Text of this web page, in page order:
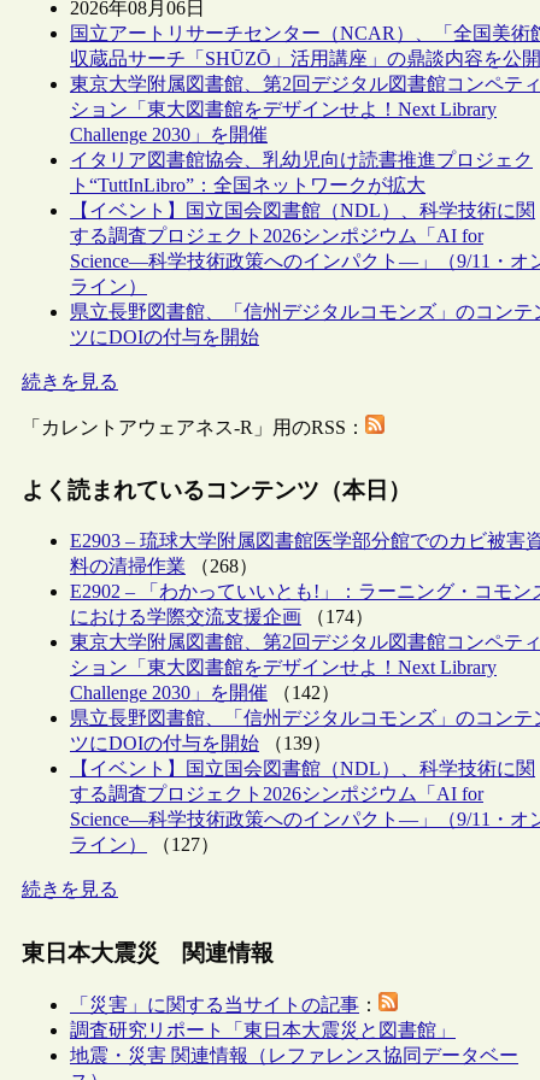
2026年08月06日
国立アートリサーチセンター（NCAR）、「全国美術
収蔵品サーチ「SHŪZŌ」活用講座」の鼎談内容を公開
東京大学附属図書館、第2回デジタル図書館コンペティ
ション「東大図書館をデザインせよ！Next Library
Challenge 2030」を開催
イタリア図書館協会、乳幼児向け読書推進プロジェク
ト“TuttInLibro”：全国ネットワークが拡大
【イベント】国立国会図書館（NDL）、科学技術に関
する調査プロジェクト2026シンポジウム「AI for
Science―科学技術政策へのインパクト―」（9/11・オ
ライン）
県立長野図書館、「信州デジタルコモンズ」のコンテ
ツにDOIの付与を開始
続きを見る
「カレントアウェアネス-R」用のRSS：
よく読まれているコンテンツ（本日）
E2903 – 琉球大学附属図書館医学部分館でのカビ被害
料の清掃作業 （268）
E2902 – 「わかっていいとも!」：ラーニング・コモン
における学際交流支援企画 （174）
東京大学附属図書館、第2回デジタル図書館コンペティ
ション「東大図書館をデザインせよ！Next Library
Challenge 2030」を開催 （142）
県立長野図書館、「信州デジタルコモンズ」のコンテ
ツにDOIの付与を開始 （139）
【イベント】国立国会図書館（NDL）、科学技術に関
する調査プロジェクト2026シンポジウム「AI for
Science―科学技術政策へのインパクト―」（9/11・オ
ライン）
（127）
続きを見る
東日本大震災 関連情報
「災害」に関する当サイトの記事 ：
調査研究リポート「東日本大震災と図書館」
地震・災害 関連情報（レファレンス協同データベー